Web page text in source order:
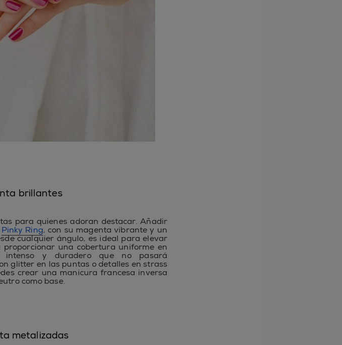
brillantes
para quienes adoran destacar. Añadir
Pinky Ring, con su magenta vibrante y un
cualquier ángulo, es ideal para elevar
una cobertura uniforme en
intenso y duradero que no pasará
glitter en las puntas o detalles en strass
crear una manicura francesa inversa
como base.
metalizadas